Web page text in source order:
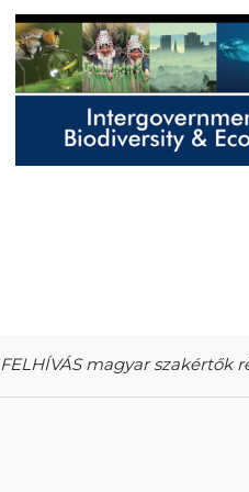
FELHÍVÁS magyar szakértők